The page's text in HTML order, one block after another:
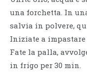
una forchetta. In
salvia in polvere,
Iniziate a
Fate la palla,
in frigo per 30 min.